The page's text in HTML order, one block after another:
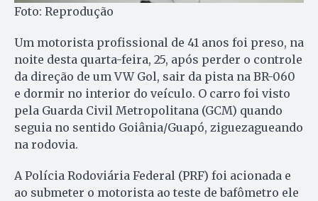
Foto: Reprodução
Um motorista profissional de 41 anos foi preso, na
noite desta quarta-feira, 25, após perder o controle
da direção de um VW Gol, sair da pista na BR-060
e dormir no interior do veículo. O carro foi visto
pela Guarda Civil Metropolitana (GCM) quando
seguia no sentido Goiânia/Guapó, ziguezagueando
na rodovia.
A Polícia Rodoviária Federal (PRF) foi acionada e
ao submeter o motorista ao teste de bafômetro ele